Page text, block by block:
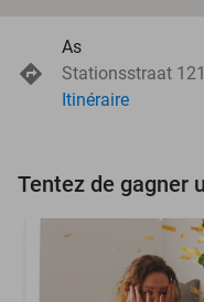
As
Stationsstraat 121
Itinéraire